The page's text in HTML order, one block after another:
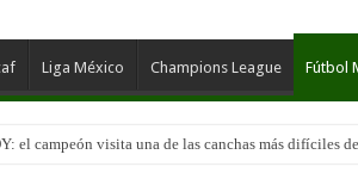
Liga México Champions League Fútbol
de candidatos que promete emociones en la